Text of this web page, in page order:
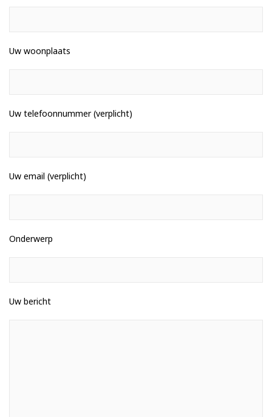
Uw woonplaats
Uw telefoonnummer (verplicht)
Uw email (verplicht)
Onderwerp
Uw bericht